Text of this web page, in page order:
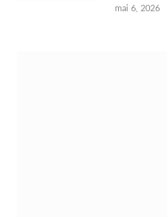
mai 6, 2026